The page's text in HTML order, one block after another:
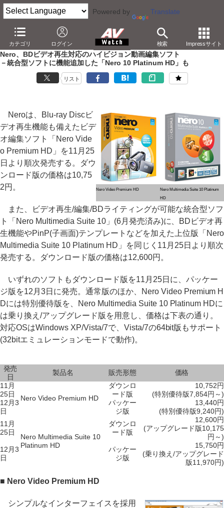
Powered by Translate
カテゴリ ログイン 検索 Impressサイト
AV Watch 製品
アプリ/ソフトウェア
Nero、BDビデオ再生対応のハイビジョン動画編集ソフト
－統合型ソフトに機能追加した「Nero 10 Platinum HD」も
リスト
Nero Video Premium HD
Nero Multimedia Suite 10 Platinum
HD
Neroは、Blu-ray Discビ
デオ再生機能も備えたビデ
オ編集ソフト「Nero Vide
o Premium HD」を11月25
日より順次発売する。ダウ
ンロード版の価格は10,75
2円。
また、ビデオ再生/編集/BDライティングが可能な統合型ソフ
ト「Nero Multimedia Suite 10」(6月発売済み)に、BDビデオ再
生機能やPinP(子画面)テンプレートなどを加えた上位版「Nero
Multimedia Suite 10 Platinum HD」を同じく11月25日より順次
発売する。ダウンロード版の価格は12,600円。
いずれのソフトもダウンロード版を11月25日に、パッケー
ジ版を12月3日に発売。通常版のほか、Nero Video Premium H
Dには特別優待版を、Nero Multimedia Suite 10 Platinum HDに
は乗り換え/アップグレード版を用意し、価格は下表の通り。
対応OSはWindows XP/Vista/7で、Vista/7の64bit版もサポート
(32bitエミュレーションモードで動作)。
発売
日
製品名 販売形態
価格
11月
25日
Nero Video Premium HD
ダウンロ
ード版
10,752円
(特別優待版7,854円～)
12月3
日
パッケー
ジ版
13,440円
(特別優待版9,240円)
11月
25日
Nero Multimedia Suite 10
Platinum HD
ダウンロ
ード版
12,600円
(アップグレード版10,175
円～)
12月3
日
パッケー
ジ版
15,750円
(乗り換え/アップグレード
版11,970円)
■ Nero Video Premium HD
シンプルなインターフェイスを採用